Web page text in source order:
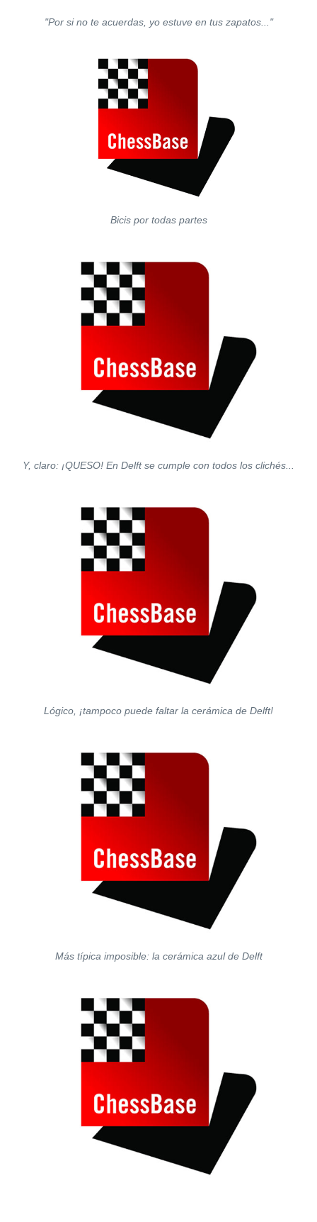
"Por si no te acuerdas, yo estuve en tus zapatos..."
Bicis por todas partes
Y, claro: ¡QUESO! En Delft se cumple con todos los clichés...
Lógico, ¡tampoco puede faltar la cerámica de Delft!
Más típica imposible: la cerámica azul de Delft